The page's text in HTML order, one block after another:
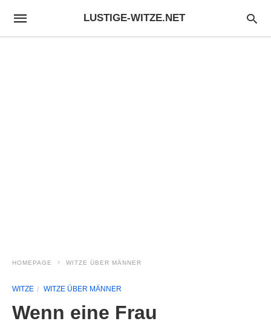
LUSTIGE-WITZE.NET
HOMEPAGE WITZE ÜBER MÄNNER
WITZE WITZE ÜBER MÄNNER
Wenn eine Frau